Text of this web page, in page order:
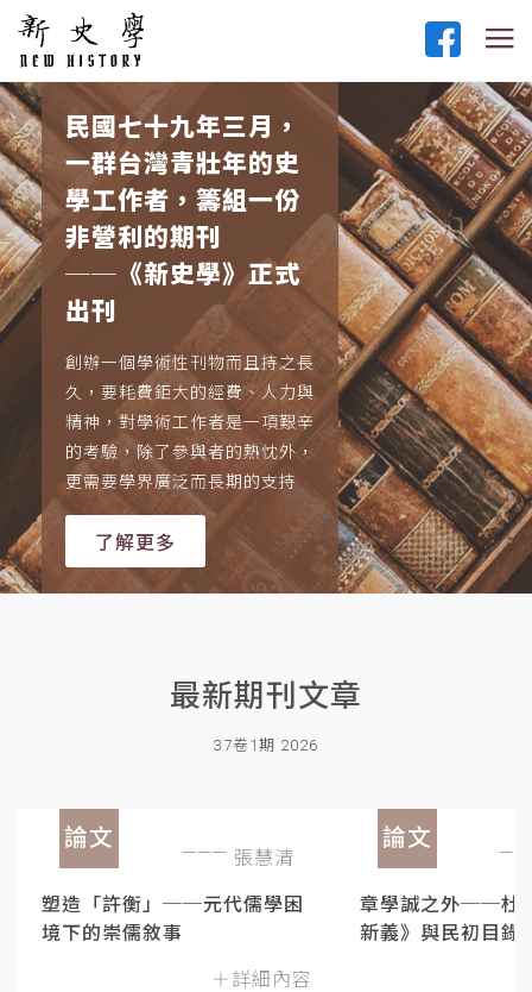
民國七十九年三月，
一群台灣青壯年的史
學工作者，籌組一份
非營利的期刊
──《新史學》正式
出刊
創辦一個學術性刊物而且持之長
久，要耗費鉅大的經費、人力與
精神，對學術工作者是一項艱辛
的考驗，除了參與者的熱忱外，
更需要學界廣泛而長期的支持
了解更多
最新期刊文章
37卷1期 2026
論文
張慧清
塑造「許衡」──元代儒學困
境下的崇儒敘事
＋詳細內容
論文
章學誠之外──杜
新義》與民初目錄